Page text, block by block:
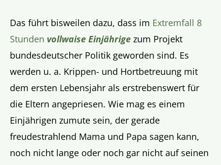
Das führt bisweilen dazu, dass im Extremfall 8
Stunden vollwaise Einjährige zum Projekt
bundesdeutscher Politik geworden sind. Es
werden u. a. Krippen- und Hortbetreuung mit
dem ersten Lebensjahr als erstrebenswert für
die Eltern angepriesen. Wie mag es einem
Einjährigen zumute sein, der gerade
freudestrahlend Mama und Papa sagen kann,
noch nicht lange oder noch gar nicht auf seinen